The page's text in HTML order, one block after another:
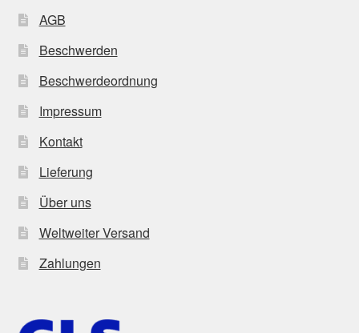
AGB
Beschwerden
Beschwerdeordnung
Impressum
Kontakt
Lieferung
Über uns
Weltweiter Versand
Zahlungen